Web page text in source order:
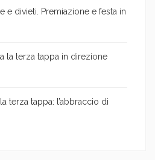
e divieti. Premiazione e festa in
la terza tappa in direzione
terza tappa: l’abbraccio di